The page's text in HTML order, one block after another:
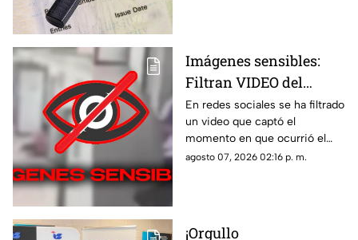
Imágenes sensibles:
Filtran VIDEO del
t1r0t30 de en escuela
que dejó a 7 mu3rt0s y
más de 30 h3r1d0s; así
ocurrió la m4s4cr3
En redes sociales se ha filtrado
un video que captó el
momento en que ocurrió el
tiroteo que dejó a 7 muertos y
agosto 07, 2026 02:16 p. m.
¡Orgullo